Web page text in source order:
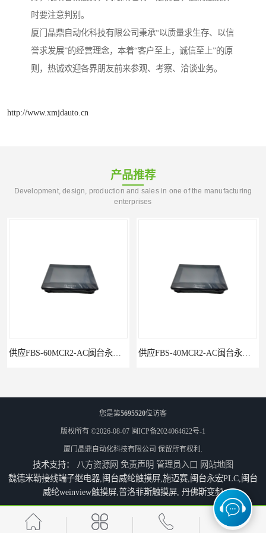
时要注意判别。
厦门晶鼎自动化科技有限公司秉承“以质量求生存、以信
誉求发展”的经营理念，本着“客户至上，诚信至上”的原
则，热诚欢迎各界朋友前来参观、考察、洽谈业务。
http://www.xmjdauto.cn
产品推荐
Development, design, production and sales in one of the manufacturing
enterprises
P5043S闽台永宏FATEK触摸屏华南区总代理 永宏7寸触摸屏HF070L-00
您是第5695520位访客
版权所有 ©2026-08-07 闽ICP备2024064622号-1
厦门晶鼎自动化科技有限公司 保留所有权利.
技术支持： 八方资源网 免责声明 管理员入口 网站地图
魏德米勒接线端子继电器,闽台威纶触摸屏,施迈赛,闽台永宏PLC,闽台
威纶weinview触摸屏,普洛菲斯触摸屏, 丹佛斯变频